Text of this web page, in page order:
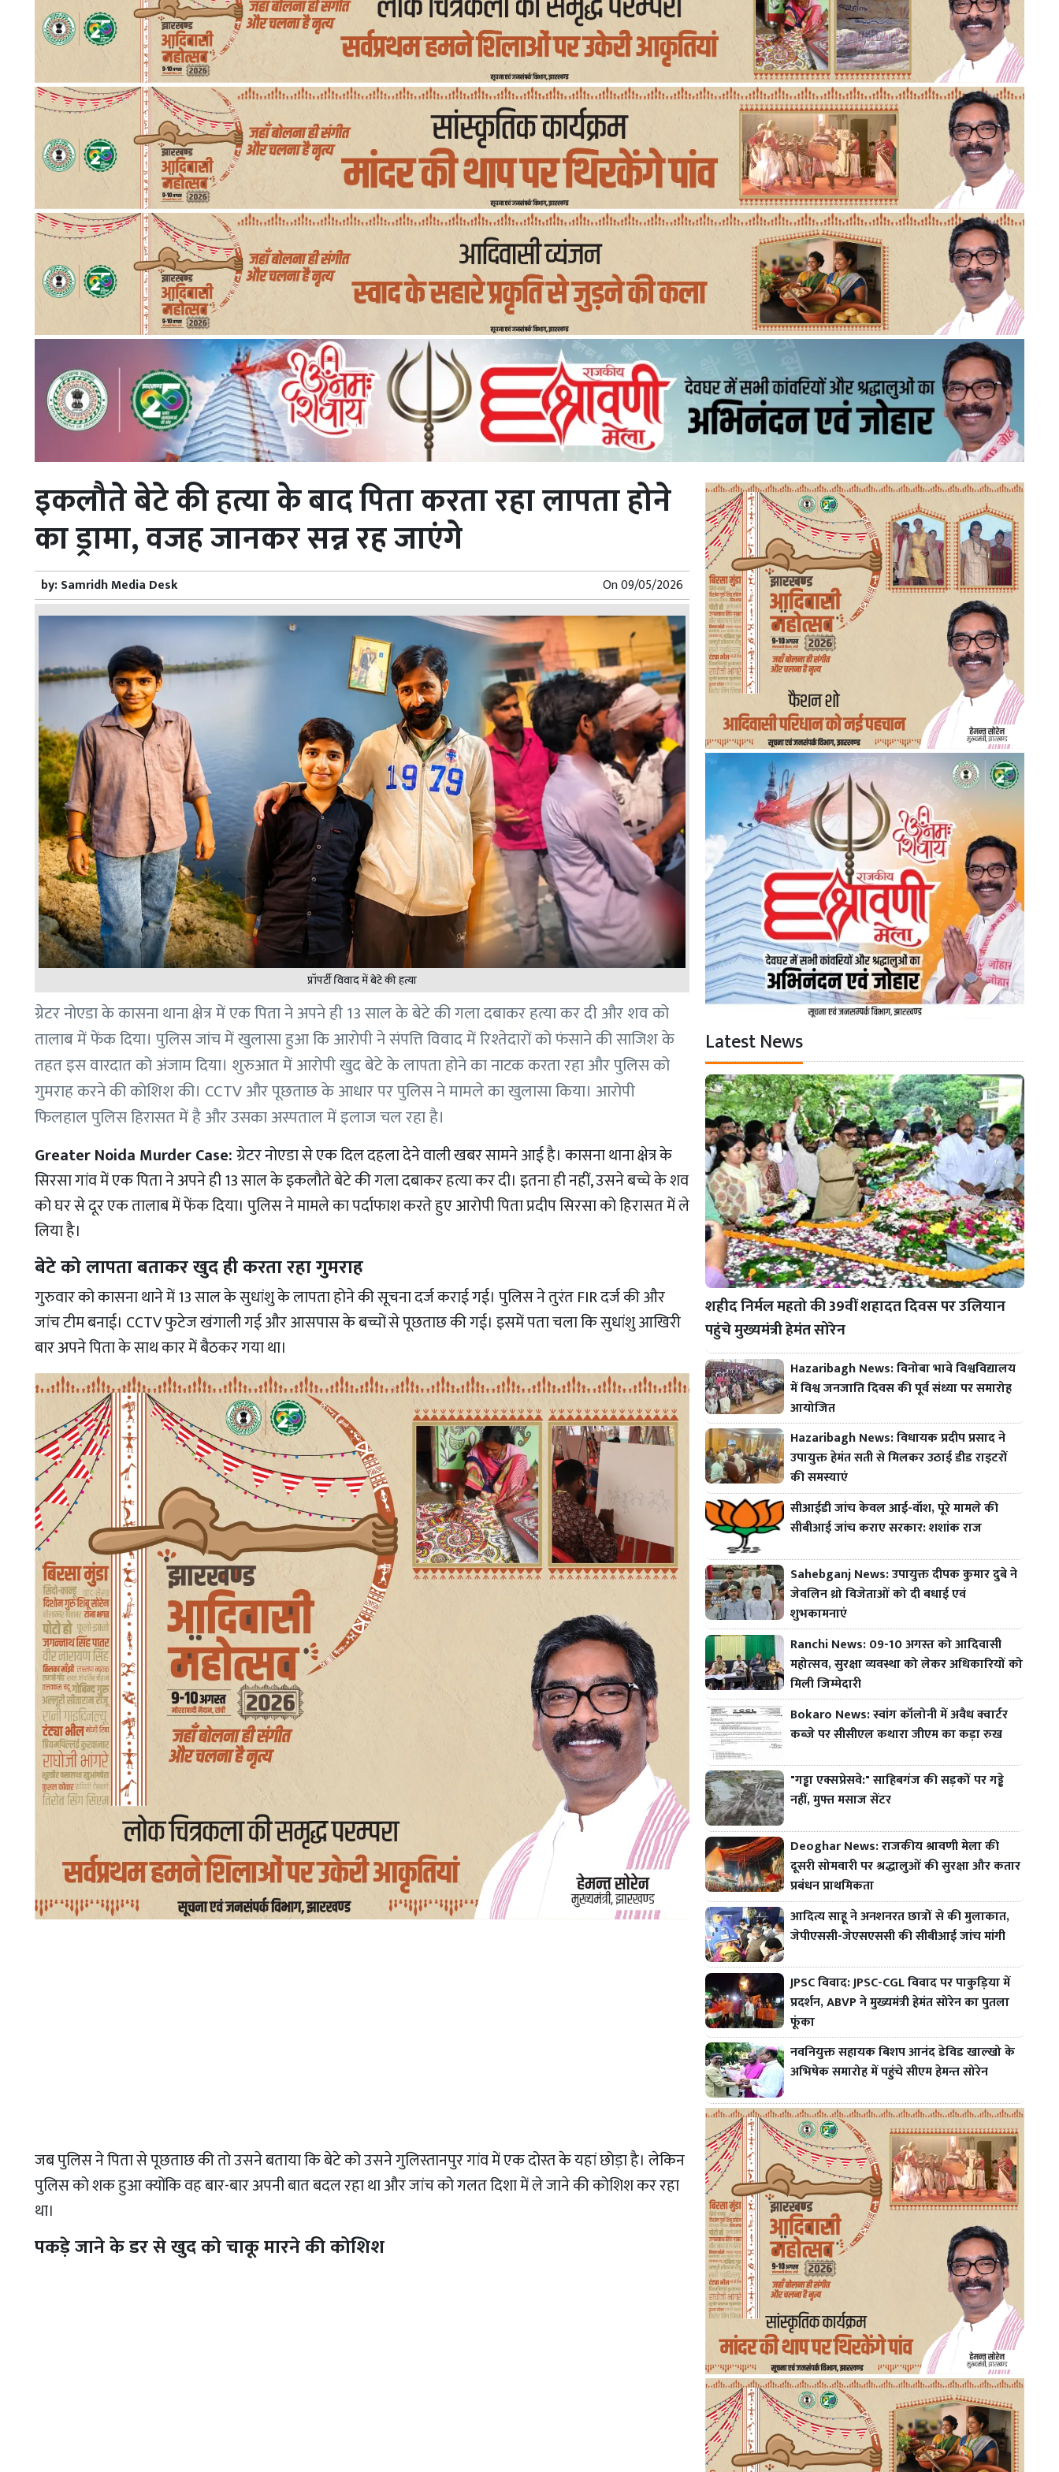
इकलौते बेटे की हत्या के बाद पिता करता रहा लापता होने
का ड्रामा, वजह जानकर सन्न रह जाएंगे
by:Samridh Media Desk On09/05/2026
प्रॉपर्टी विवाद में बेटे की हत्या
ग्रेटर नोएडा के कासना थाना क्षेत्र में एक पिता ने अपने ही 13 साल के बेटे की गला दबाकर हत्या कर दी और शव को
तालाब में फेंक दिया। पुलिस जांच में खुलासा हुआ कि आरोपी ने संपत्ति विवाद में रिश्तेदारों को फंसाने की साजिश के
तहत इस वारदात को अंजाम दिया। शुरुआत में आरोपी खुद बेटे के लापता होने का नाटक करता रहा और पुलिस को
गुमराह करने की कोशिश की। CCTV और पूछताछ के आधार पर पुलिस ने मामले का खुलासा किया। आरोपी
फिलहाल पुलिस हिरासत में है और उसका अस्पताल में इलाज चल रहा है।
Greater Noida Murder Case:ग्रेटर नोएडा से एक दिल दहला देने वाली खबर सामने आई है। कासना थाना क्षेत्र के
सिरसा गांव में एक पिता ने अपने ही 13 साल के इकलौते बेटे की गला दबाकर हत्या कर दी। इतना ही नहीं, उसने बच्चे के शव
को घर से दूर एक तालाब में फेंक दिया। पुलिस ने मामले का पर्दाफाश करते हुए आरोपी पिता प्रदीप सिरसा को हिरासत में ले
लिया है।
बेटे को लापता बताकर खुद ही करता रहा गुमराह
गुरुवार को कासना थाने में 13 साल के सुधांशु के लापता होने की सूचना दर्ज कराई गई। पुलिस ने तुरंत FIR दर्ज की और
जांच टीम बनाई। CCTV फुटेज खंगाली गई और आसपास के बच्चों से पूछताछ की गई। इसमें पता चला कि सुधांशु आखिरी
बार अपने पिता के साथ कार में बैठकर गया था।
जब पुलिस ने पिता से पूछताछ की तो उसने बताया कि बेटे को उसने गुलिस्तानपुर गांव में एक दोस्त के यहां छोड़ा है। लेकिन
पुलिस को शक हुआ क्योंकि वह बार-बार अपनी बात बदल रहा था और जांच को गलत दिशा में ले जाने की कोशिश कर रहा
था।
पकड़े जाने के डर से खुद को चाकू मारने की कोशिश
Latest News
शहीद निर्मल महतो की 39वीं शहादत दिवस पर उलियान
पहुंचे मुख्यमंत्री हेमंत सोरेन
Hazaribagh News: विनोबा भावे विश्वविद्यालय
में विश्व जनजाति दिवस की पूर्व संध्या पर समारोह
आयोजित
Hazaribagh News: विधायक प्रदीप प्रसाद ने
उपायुक्त हेमंत सती से मिलकर उठाई डीड राइटरों
की समस्याएं
सीआईडी जांच केवल आई-वॉश, पूरे मामले की
सीबीआई जांच कराए सरकार: शशांक राज
Sahebganj News: उपायुक्त दीपक कुमार दुबे ने
जेवलिन थ्रो विजेताओं को दी बधाई एवं
शुभकामनाएं
Ranchi News: 09-10 अगस्त को आदिवासी
महोत्सव, सुरक्षा व्यवस्था को लेकर अधिकारियों को
मिली जिम्मेदारी
Bokaro News: स्वांग कॉलोनी में अवैध क्वार्टर
कब्जे पर सीसीएल कथारा जीएम का कड़ा रुख
"गड्ढा एक्सप्रेसवे:" साहिबगंज की सड़कों पर गड्ढे
नहीं, मुफ्त मसाज सेंटर
Deoghar News: राजकीय श्रावणी मेला की
दूसरी सोमवारी पर श्रद्धालुओं की सुरक्षा और कतार
प्रबंधन प्राथमिकता
आदित्य साहू ने अनशनरत छात्रों से की मुलाकात,
जेपीएससी-जेएसएससी की सीबीआई जांच मांगी
JPSC विवाद: JPSC-CGL विवाद पर पाकुड़िया में
प्रदर्शन, ABVP ने मुख्यमंत्री हेमंत सोरेन का पुतला
फूंका
नवनियुक्त सहायक बिशप आनंद डेविड खाल्खो के
अभिषेक समारोह में पहुंचे सीएम हेमन्त सोरेन